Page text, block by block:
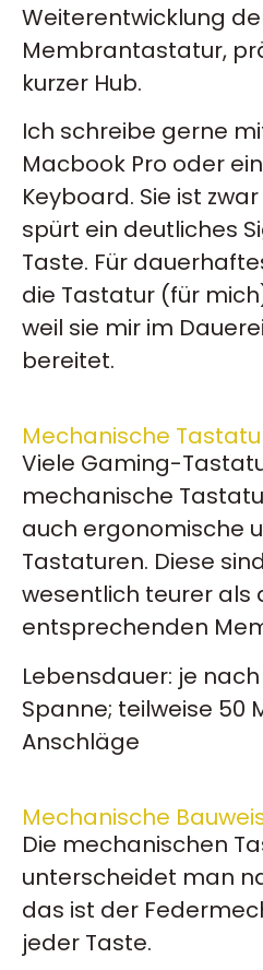
Weiterentwicklung
Membrantastatur,
kurzer Hub.
Ich schreibe gerne
Macbook Pro oder
Keyboard. Sie ist
spürt ein deutliches
Taste. Für
die Tastatur (für
weil sie mir im
bereitet.
Mechanische
Viele Gaming-
mechanische
auch ergonomische
Tastaturen. Diese
wesentlich teurer als
entsprechenden
Lebensdauer: je
Spanne; teilweise 50
Anschläge
Mechanische
Die mechanischen
unterscheidet man
das ist der
jeder Taste.